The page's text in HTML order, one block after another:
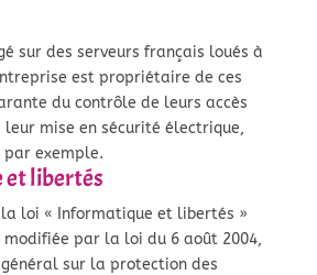
sur des serveurs français loués à
est propriétaire de ces
du contrôle de leurs accès
leur mise en sécurité électrique,
exemple.
libertés
loi « Informatique et libertés »
modifiée par la loi du 6 août 2004,
sur la protection des